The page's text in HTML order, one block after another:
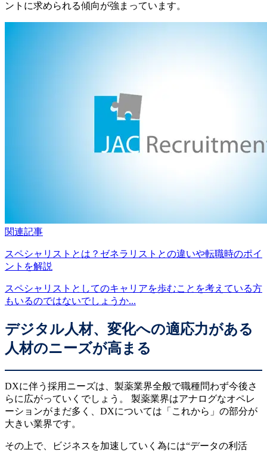
ントに求められる傾向が強まっています。
関連記事
スペシャリストとは？ゼネラリストとの違いや転職時のポイ
ントを解説
スペシャリストとしてのキャリアを歩むことを考えている方
もいるのではないでしょうか...
デジタル人材、変化への適応力がある
人材のニーズが高まる
DXに伴う採用ニーズは、製薬業界全般で職種問わず今後さ
らに広がっていくでしょう。 製薬業界はアナログなオペレ
ーションがまだ多く、DXについては「これから」の部分が
大きい業界です。
その上で、ビジネスを加速していく為には“データの利活